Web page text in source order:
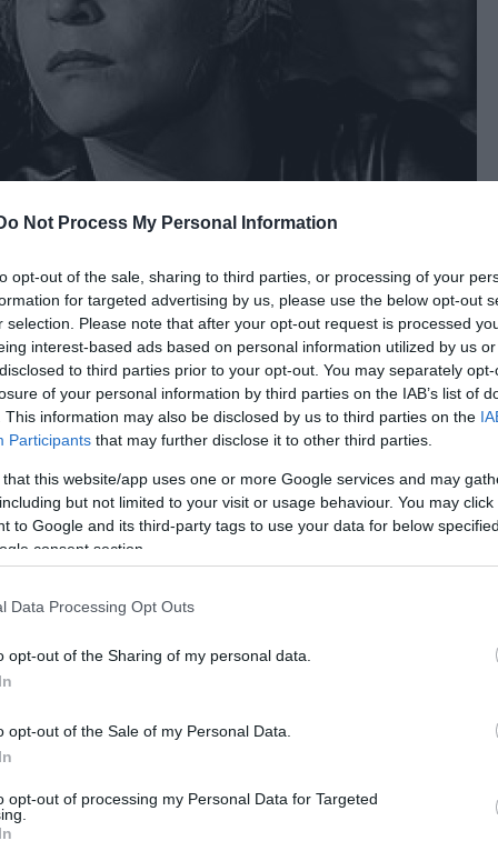
Not Process My Personal Information
opt-out of the sale, sharing to third parties, or processing of your
for targeted advertising by us, please use the below opt-out
selection. Please note that after your opt-out request is processed
interest-based ads based on personal information utilized by us
to third parties prior to your opt-out. You may separately
of your personal information by third parties on the IAB’s list of
This information may also be disclosed by us to third parties on the
Participants that may further disclose it to other third parties.
that this website/app uses one or more Google services and may
but not limited to your visit or usage behaviour. You may
to Google and its third-party tags to use your data for below
consent section.
Data Processing Opt Outs
opt-out of the Sharing of my personal data.
opt-out of the Sale of my Personal Data.
opt-out of processing my Personal Data for Targeted
(fotók forrása: Vörösmarty Színház)
című drámája alapján (Teplán Ágnes
írta, saját bevallásuk szerint annyira
során az előadást igencsak magukra
sajátja is lehetne, hiszen a lényege,
kapcsolattal, minden történettel többek
– van, akinek ehhez történetesen egy
hősnőre hajazó szerelésben virító színésznő másfél
és a tudásszomjat szimbolizáló rengeteg könyvvel,
sztorizik, bábozza el a találkozást a Férfival, annak
árját, figurázzák ki az őslényszerű élettárs
citerával eljátszott tengerparti aktus teszi fel, a Férfi
A díszletre ragasztott idézetek közül a kedvencem ez
fel azokat, akik már csinálják!” Bizony ám.